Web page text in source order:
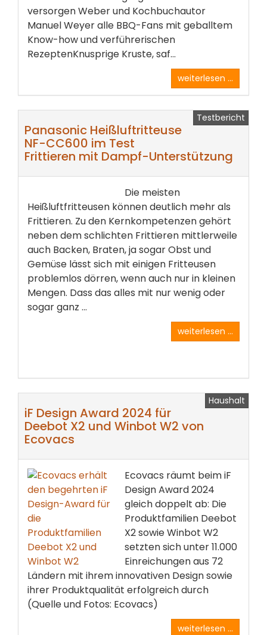
versorgen Weber und Kochbuchautor
Manuel Weyer alle BBQ-Fans mit geballtem
Know-how und verführerischen
RezeptenKnusprige Kruste, saf...
weiterlesen ...
Testbericht
Panasonic Heißluftritteuse
NF-CC600 im Test
Frittieren mit Dampf-Unterstützung
Die meisten
Heißluftfritteusen können deutlich mehr als
Frittieren. Zu den Kernkompetenzen gehört
neben dem schlichten Frittieren mittlerweile
auch Backen, Braten, ja sogar Obst und
Gemüse lässt sich mit einigen Fritteusen
problemlos dörren, wenn auch nur in kleinen
Mengen. Dass das alles mit nur wenig oder
sogar ganz ...
weiterlesen ...
Haushalt
iF Design Award 2024 für
Deebot X2 und Winbot W2 von
Ecovacs
Ecovacs räumt beim iF
Design Award 2024
gleich doppelt ab: Die
Produktfamilien Deebot
X2 sowie Winbot W2
setzten sich unter 11.000
Einreichungen aus 72
Ländern mit ihrem innovativen Design sowie
ihrer Produktqualität erfolgreich durch
(Quelle und Fotos: Ecovacs)
weiterlesen ...